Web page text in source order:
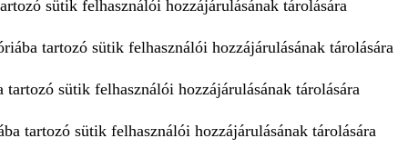
sütik felhasználói hozzájárulásának tárolására
tartozó sütik felhasználói hozzájárulásának tárolására
sütik felhasználói hozzájárulásának tárolására
tartozó sütik felhasználói hozzájárulásának tárolására